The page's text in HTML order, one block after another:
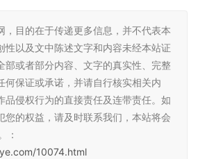
，目的在于传递更多信息，并不代表本
性以及文中陈述文字和内容未经本站证
部或者部分内容、文字的真实性、完整
何保证或承诺，并请自行核实相关内
品侵权行为的直接责任及连带责任。如
您的权益，请及时联系我们，本站将会
：
10074.html